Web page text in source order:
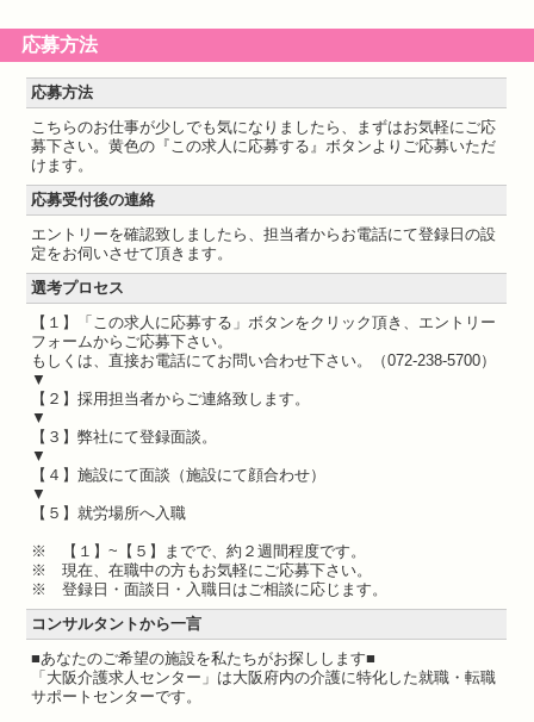
応募方法
応募方法
こちらのお仕事が少しでも気になりましたら、まずはお気軽にご応
募下さい。黄色の『この求人に応募する』ボタンよりご応募いただ
けます。
応募受付後の連絡
エントリーを確認致しましたら、担当者からお電話にて登録日の設
定をお伺いさせて頂きます。
選考プロセス
【１】「この求人に応募する」ボタンをクリック頂き、エントリー
フォームからご応募下さい。
もしくは、直接お電話にてお問い合わせ下さい。（072-238-5700）
▼
【２】採用担当者からご連絡致します。
▼
【３】弊社にて登録面談。
▼
【４】施設にて面談（施設にて顔合わせ）
▼
【５】就労場所へ入職
※ 【１】~【５】までで、約２週間程度です。
※ 現在、在職中の方もお気軽にご応募下さい。
※ 登録日・面談日・入職日はご相談に応じます。
コンサルタントから一言
■あなたのご希望の施設を私たちがお探しします■
「大阪介護求人センター」は大阪府内の介護に特化した就職・転職
サポートセンターです。